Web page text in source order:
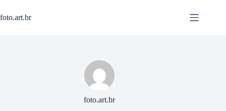
para
o
foto.art.br
foto.art.br